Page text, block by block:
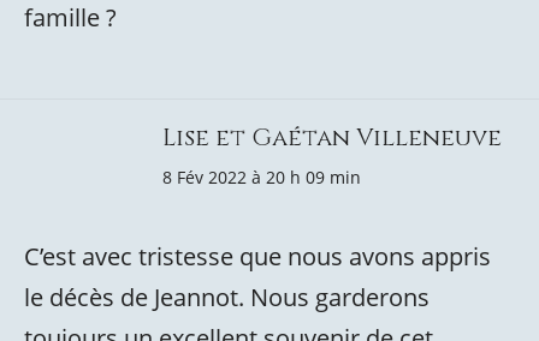
famille ?
Lise et Gaétan Villeneuve
8 Fév 2022 à 20 h 09 min
C’est avec tristesse que nous avons appris
le décès de Jeannot. Nous garderons